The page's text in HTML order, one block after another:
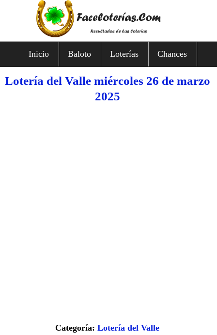
Inicio Baloto Loterías Chances
Lotería del Valle miércoles 26 de marzo
2025
Categoría:Lotería del Valle